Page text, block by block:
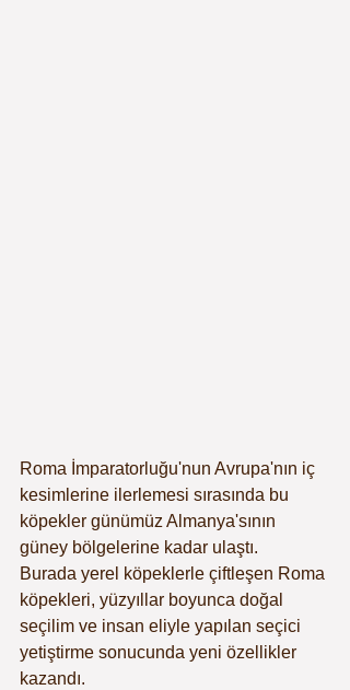
Roma İmparatorluğu'nun Avrupa'nın iç
kesimlerine ilerlemesi sırasında bu
köpekler günümüz Almanya'sının
güney bölgelerine kadar ulaştı.
Burada yerel köpeklerle çiftleşen Roma
köpekleri, yüzyıllar boyunca doğal
seçilim ve insan eliyle yapılan seçici
yetiştirme sonucunda yeni özellikler
kazandı.